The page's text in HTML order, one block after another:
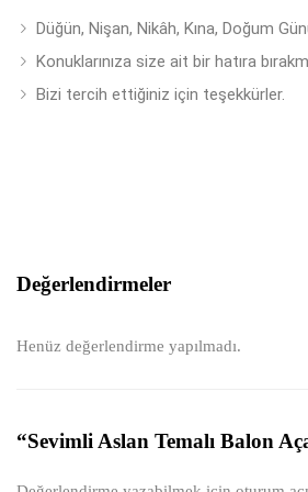
Düğün, Nişan, Nikâh, Kına, Doğum
Konuklarınıza size ait bir hatıra
Bizi tercih ettiğiniz için teşekkürler.
Değerlendirmeler
Henüz değerlendirme yapılmadı.
“Sevimli Aslan Temalı Balon